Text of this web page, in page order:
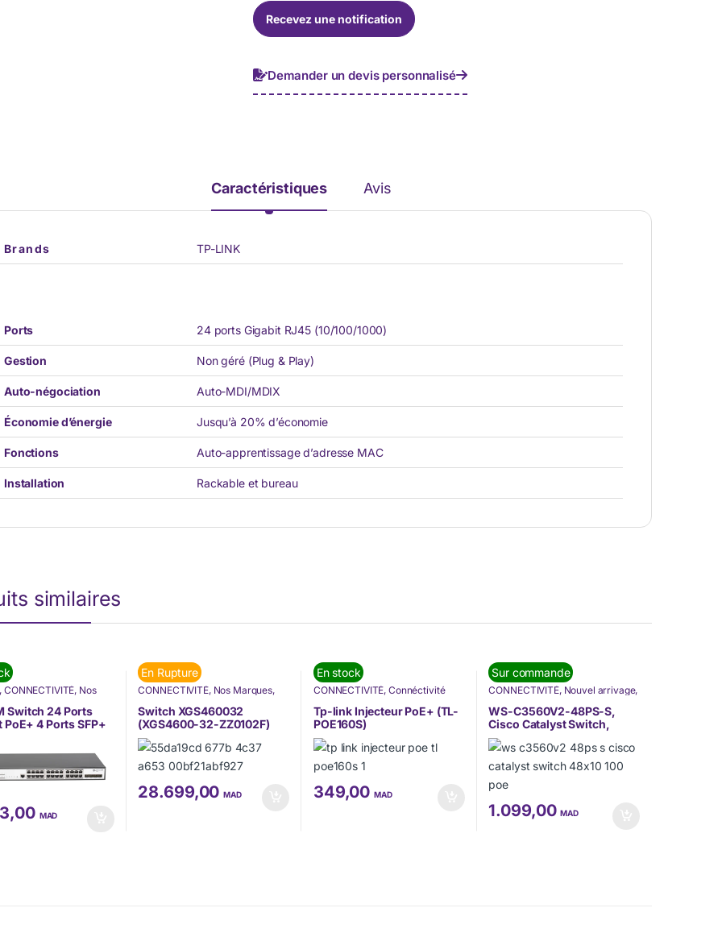
é
p
n
e
Recevez une notification
Demander un devis personnalisé
Caractéristiques Avis
Brands TP-LINK
Ports 24 ports Gigabit RJ45 (10/100/1000)
Gestion Non géré (Plug & Play)
Auto-négociation Auto-MDI/MDIX
Économie d’énergie Jusqu’à 20% d’économie
Fonctions Auto-apprentissage d’adresse MAC
Installation Rackable et bureau
similaires
,CONNECTIVITÉ, Nos
Switch 24 Ports
PoE+ 4 Ports SFP+
24P4X)
MAD
En Rupture
CONNECTIVITÉ, Nos Marques,
Switch XGS460032
(XGS4600-32-ZZ0102F)
28.699,00MAD
En stock
CONNECTIVITÉ,Connéctivité
Tp-link
Tp-link Injecteur PoE+ (TL-
POE160S)
349,00MAD
Sur commande
CONNECTIVITÉ, Nouvel arrivage,
WS-C3560V2-48PS-S,
Cisco Catalyst Switch,
48×10/100 PoE
1.099,00MAD